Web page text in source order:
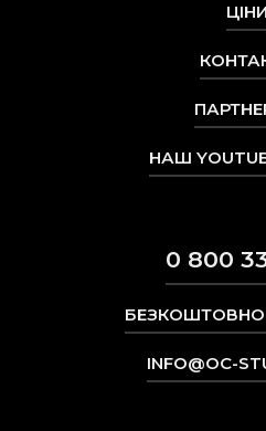
ЦІНИ
НАШ
0 800
БЕЗКОШТОВНО
INFO@OC-